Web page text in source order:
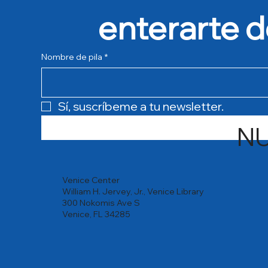
Venice Center
William H. Jervey, Jr., Venice Library
300 Nokomis Ave S
Venice, FL 34285
enterarte
Nombre de pila *
Sí, suscríbeme a tu newsletter.